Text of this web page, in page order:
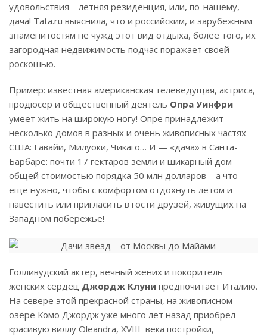
удовольствия – летняя резиденция, или, по-нашему,
дача! Tata.ru выяснила, что и российским, и зарубежным
знаменитостям не чужд этот вид отдыха, более того, их
загородная недвижимость подчас поражает своей
роскошью.
Пример: известная американская телеведущая, актриса,
продюсер и общественный деятель Опра Уинфри
умеет жить на широкую ногу! Опре принадлежит
несколько домов в разных и очень живописных частях
США: Гавайи, Милуоки, Чикаго… И — «дача» в Санта-
Барбаре: почти 17 гектаров земли и шикарный дом
общей стоимостью порядка 50 млн долларов – а что
еще нужно, чтобы с комфортом отдохнуть летом и
навестить или пригласить в гости друзей, живущих на
Западном побережье!
Голливудский актер, вечный жених и покоритель
женских сердец Джордж Клуни предпочитает Италию.
На севере этой прекрасной страны, на живописном
озере Комо Джордж уже много лет назад приобрел
красивую виллу Oleandra, XVIII века постройки,